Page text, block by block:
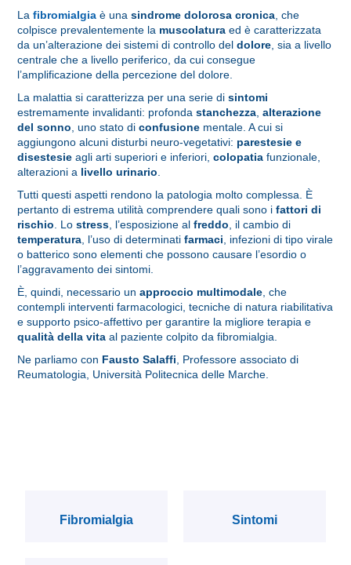
Lafibromialgiaè unasindrome dolorosa cronica , che
colpisce prevalentemente la muscolatura ed è caratterizzata
da un’alterazione dei sistemi di controllo deldolore , sia a livello
centrale che a livello periferico, da cui consegue
l’amplificazione della percezione del dolore.
La malattia si caratterizza per una serie disintomi
estremamente invalidanti: profondastanchezza ,alterazione
del sonno , uno stato diconfusione mentale. A cui si
aggiungono alcuni disturbi neuro-vegetativi: parestesie e
disestesie agli arti superiori e inferiori,colopatia funzionale,
alterazioni a livello urinario
Tutti questi aspetti rendono la patologia molto complessa. È
pertanto di estrema utilità comprendere quali sono ifattori di
rischio . Lostress , l’esposizione alfreddo , il cambio di
temperatura , l’uso di determinatifarmaci , infezioni di tipo virale
o batterico sono elementi che possono causare l’esordio o
l’aggravamento dei sintomi.
È, quindi, necessario unapproccio multimodale , che
contempli interventi farmacologici, tecniche di natura riabilitativa
e supporto psico-affettivo per garantire la migliore terapia e
qualità della vitaal paziente colpito da fibromialgia.
Ne parliamo con Fausto Salaffi , Professore associato di
Reumatologia, Università Politecnica delle Marche.
Fibromialgia Sintomi